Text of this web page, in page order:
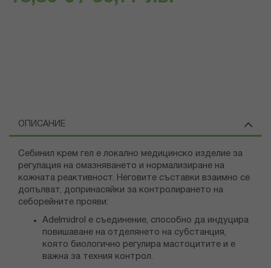
ОПИСАНИЕ
Себинил крем гел е локално медицинско изделие за
регулация на омазняването и нормализиране на
кожната реактивност. Неговите съставки взаимно се
допълват, допринасяйки за контролирането на
себорейните прояви:
Adelmidrol е съединение, способно да индуцира
повишаване на отделянето на субстанция,
която биологично регулира мастоцитите и е
важна за техния контрол.